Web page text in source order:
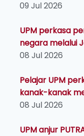
09 Jul 2026
UPM perkasa
negara melalui
08 Jul 2026
Pelajar UPM
kanak-kanak
08 Jul 2026
UPM anjur